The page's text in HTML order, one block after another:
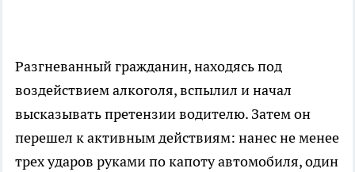
Разгневанный гражданин, находясь под
воздействием алкоголя, вспылил и начал
высказывать претензии водителю. Затем он
перешел к активным действиям: нанес не менее
трех ударов руками по капоту автомобиля, один